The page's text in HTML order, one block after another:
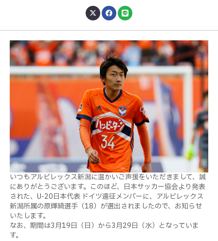
いつもアルビレックス新潟に温かいご声援をいただきまして、誠
にありがとうございます。このほど、日本サッカー協会より発表
された、U-20日本代表 ドイツ遠征メンバーに、アルビレックス
新潟所属の原輝綺選手（18）が選出されましたので、お知らせ
いたします。
なお、期間は3月19日（日）から3月29日（水）となっていま
す。